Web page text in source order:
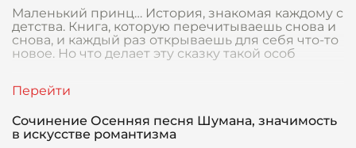
Маленький принц… История, знакомая каждому с
детства. Книга, которую перечитываешь снова и
снова, и каждый раз открываешь для себя что-то
новое. Но что делает эту сказку такой особ
Сочинение Осенняя песня Шумана, значимость
в искусстве романтизма